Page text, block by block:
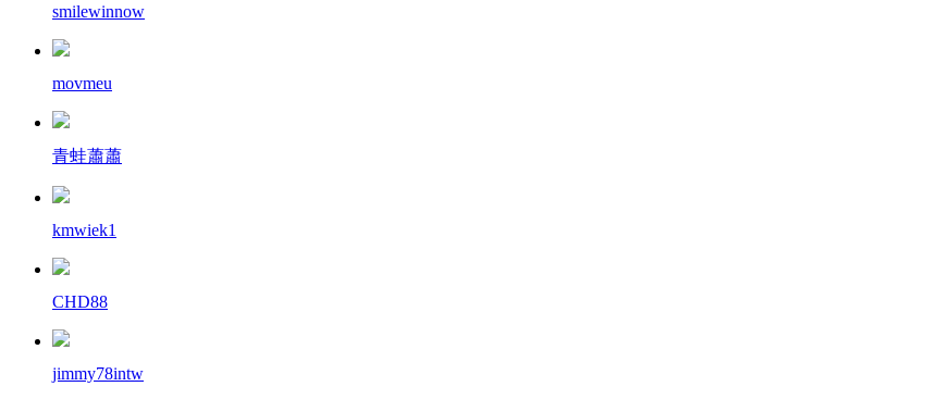
smilewinnow
movmeu
青蛙蕭蕭
kmwiek1
CHD88
jimmy78intw